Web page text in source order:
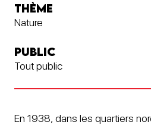
THÈME
Nature
PUBLIC
Tout public
En 1938, dans les quartiers